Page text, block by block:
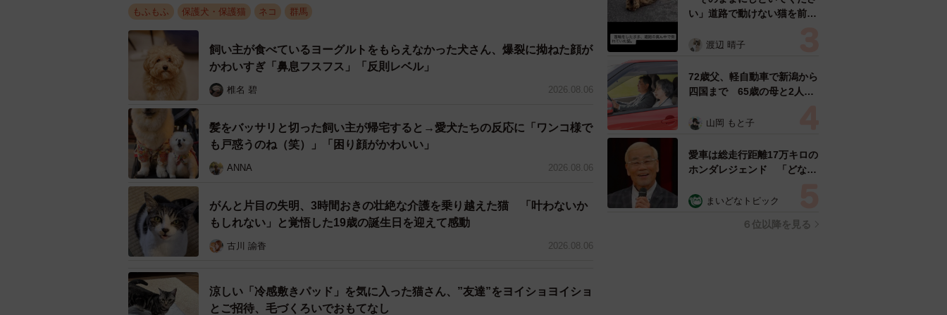
すっかり安心しきっている＝chi_puc_noa_yuz2828さん提供
プッチくんは、1年前に保護したチビちゃんと対面した時、初日は威嚇し合っていたが、そ
「妹の会社の同僚の方が、『せっかく仲良くなったのなら引き離すのはかわいそう。そのま
もふもふ 保護犬・保護猫 ネコ 群馬
飼い主が食べているヨーグルトをもらえなかった犬さん、爆裂に拗ねた顔が
かわいすぎ「鼻息フスフス」「反則レベル」
椎名 碧 2026.08.06
髪をバッサリと切った飼い主が帰宅すると→愛犬たちの反応に「ワンコ様で
も戸惑うのね（笑）」「困り顔がかわいい」
ANNA 2026.08.06
がんと片目の失明、3時間おきの壮絶な介護を乗り越えた猫 「叶わないか
もしれない」と覚悟した19歳の誕生日を迎えて感動
古川 諭香 2026.08.06
涼しい「冷感敷きパッド」を気に入った猫さん、”友達”をヨイショヨイショ
とご招待、毛づくろいでおもてなし
い」道路で動けない猫を前に
ようとした4日間 「命の重
表の訴え
渡辺 晴子
72歳父、軽自動車で新潟から
四国まで 65歳の母と2人で
憩まで分刻み… 「大学生で
山岡 もと子
愛車は総走行距離17万キロの
ホンダレジェンド 「どなた
所漫才師が譲渡の意向
まいどなトピック
６位以降を見る